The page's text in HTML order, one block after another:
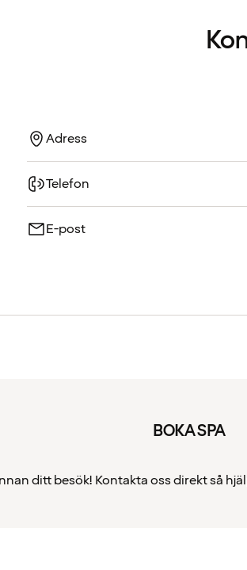
Adress
Telefon
E-post
BOKA SPA
ditt besök! Kontakta oss direkt så